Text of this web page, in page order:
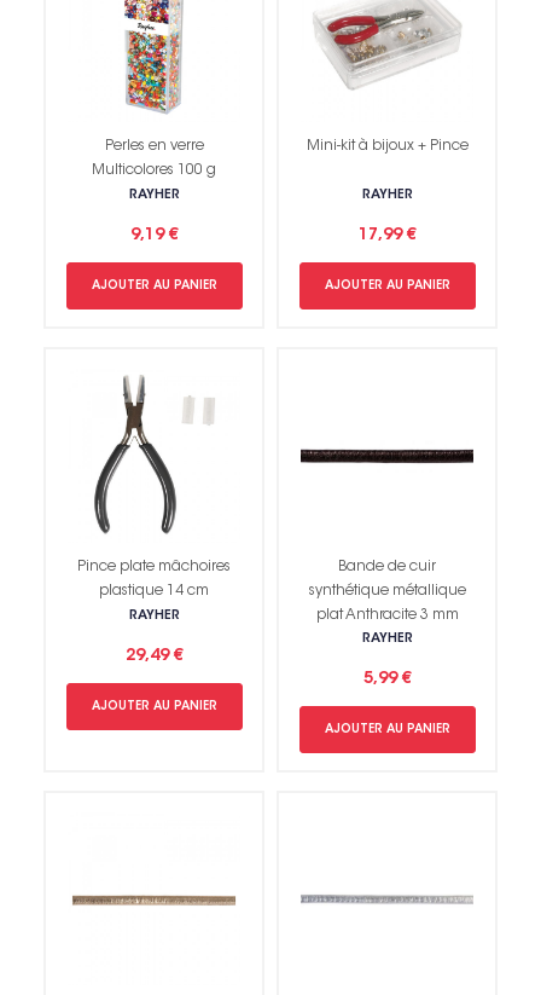
Perles en verre
Multicolores 100 g
RAYHER
9,19 €
AJOUTER AU PANIER
Mini-kit à bijoux + Pince
RAYHER
17,99 €
AJOUTER AU PANIER
Pince plate mâchoires
plastique 14 cm
RAYHER
29,49 €
AJOUTER AU PANIER
Bande de cuir
synthétique métallique
plat Anthracite 3 mm
RAYHER
5,99 €
AJOUTER AU PANIER